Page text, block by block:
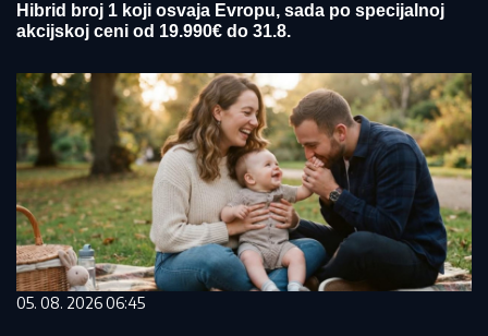
Hibrid broj 1 koji osvaja Evropu, sada po specijalnoj
akcijskoj ceni od 19.990€ do 31.8.
05. 08. 2026 06:45